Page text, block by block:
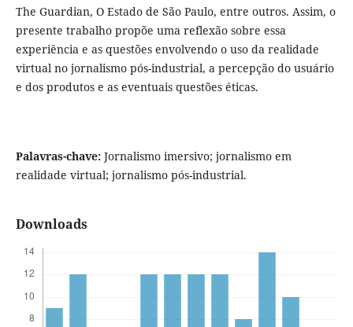
The Guardian, O Estado de São Paulo, entre outros. Assim, o
presente trabalho propõe uma reflexão sobre essa
experiência e as questões envolvendo o uso da realidade
virtual no jornalismo pós-industrial, a percepção do usuário
e dos produtos e as eventuais questões éticas.
Palavras-chave: Jornalismo imersivo; jornalismo em
realidade virtual; jornalismo pós-industrial.
Downloads